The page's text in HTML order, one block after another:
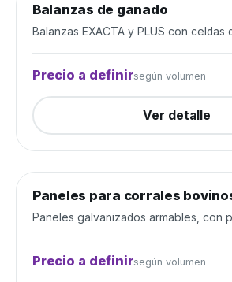
Manejo de ganado
Balanzas de ganado
Balanzas EXACTA y PLUS con celdas
Precio a definirsegún volumen
Ver detalle
Manejo de ganado
Paneles para corrales
Paneles galvanizados armables, con
Precio a definirsegún volumen